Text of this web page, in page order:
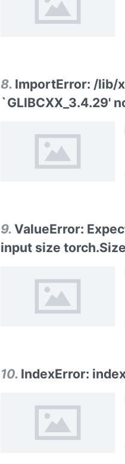
8. ImportError: /lib/
`GLIBCXX_3.4.29'
9. ValueError:
input size
10. IndexError: